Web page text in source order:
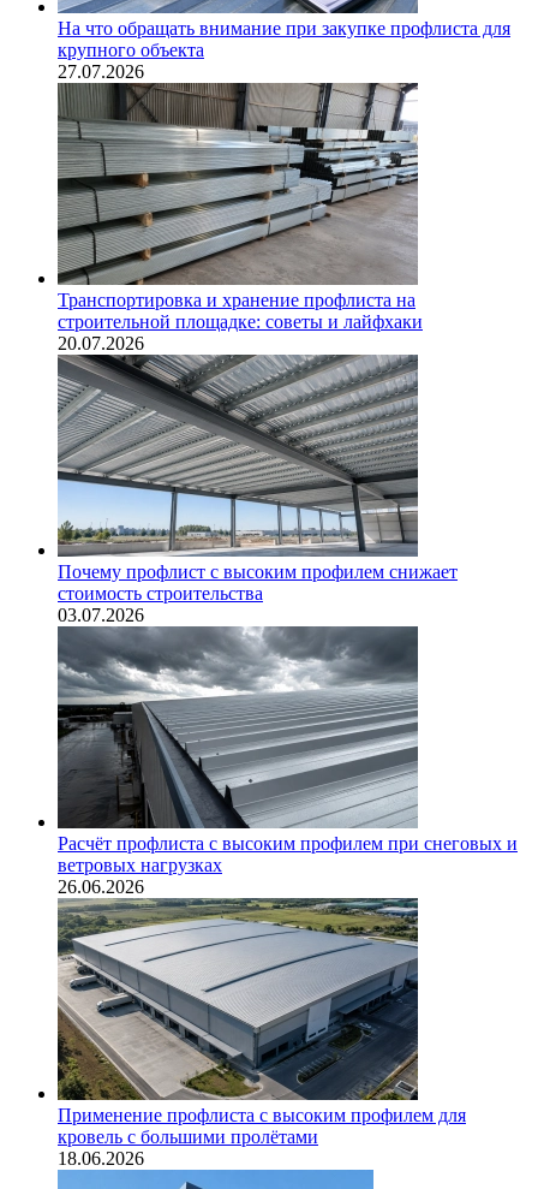
На что обращать внимание при закупке профлиста для
крупного объекта
27.07.2026
Транспортировка и хранение профлиста на
строительной площадке: советы и лайфхаки
20.07.2026
Почему профлист с высоким профилем снижает
стоимость строительства
03.07.2026
Расчёт профлиста с высоким профилем при снеговых и
ветровых нагрузках
26.06.2026
Применение профлиста с высоким профилем для
кровель с большими пролётами
18.06.2026